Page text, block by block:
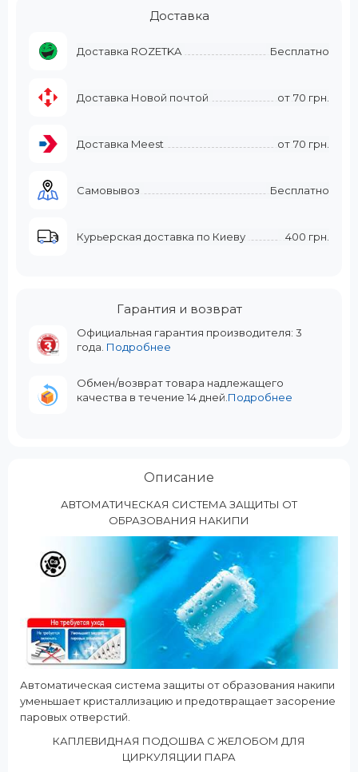
Доставка
Доставка ROZETKA Бесплатно
Доставка Новой почтой от 70 грн.
Доставка Meest от 70 грн.
Самовывоз Бесплатно
Курьерская доставка по Киеву 400 грн.
Гарантия и возврат
Официальная гарантия производителя: 3
года. Подробнее
Обмен/возврат товара надлежащего
качества в течение 14 дней. Подробнее
Описание
АВТОМАТИЧЕСКАЯ СИСТЕМА ЗАЩИТЫ ОТ
ОБРАЗОВАНИЯ НАКИПИ
Автоматическая система защиты от образования накипи
уменьшает кристаллизацию и предотвращает засорение
паровых отверстий.
КАПЛЕВИДНАЯ ПОДОШВА С ЖЕЛОБОМ ДЛЯ
ЦИРКУЛЯЦИИ ПАРА